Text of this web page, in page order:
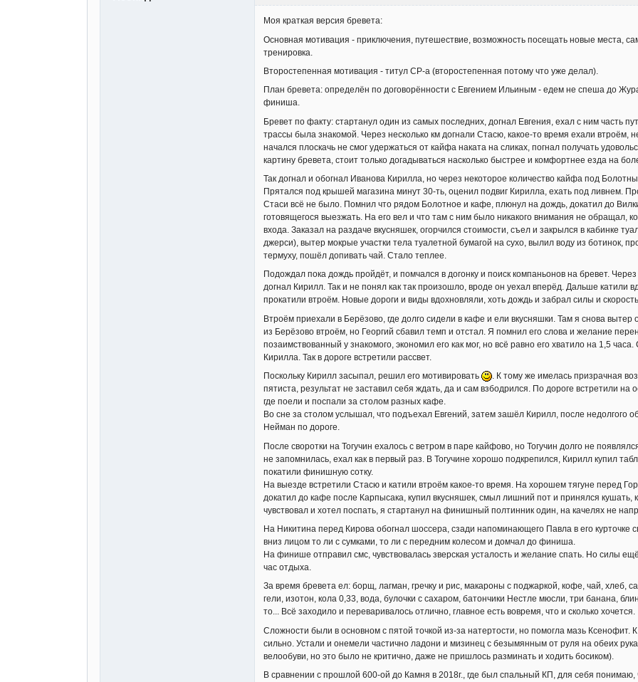
Моя краткая версия бревета:
Основная мотивация - приключения, путешествие, возможность посещать новые места,
тренировка.
Второстепенная мотивация - титул СР-а (второстепенная потому что уже делал).
План бревета: определён по договорённости с Евгением Ильиным - едем не спеша до
финиша.
Бревет по факту: стартанул один из самых последних, догнал Евгения, ехал с ним часть
трассы была знакомой. Через несколько км догнали Стасю, какое-то время ехали втроём,
начался плоскачь не смог удержаться от кайфа наката на сликах, погнал получать
картину бревета, стоит только догадываться насколько быстрее и комфортнее езда на
Так догнал и обогнал Иванова Кирилла, но через некоторое количество кайфа под
Прятался под крышей магазина минут 30-ть, оценил подвиг Кирилла, ехать под ливнем.
Стаси всё не было. Помнил что рядом Болотное и кафе, плюнул на дождь, докатил до
готовящегося выезжать. На его вел и что там с ним было никакого внимания не обращал,
входа. Заказал на раздаче вкусняшек, огорчился стоимости, съел и закрылся в кабинке
джерси), вытер мокрые участки тела туалетной бумагой на сухо, вылил воду из ботинок,
термуху, пошёл допивать чай. Стало теплее.
Подождал пока дождь пройдёт, и помчался в догонку и поиск компаньонов на бревет.
догнал Кирилл. Так и не понял как так произошло, вроде он уехал вперёд. Дальше катили
прокатили втроём. Новые дороги и виды вдохновляли, хоть дождь и забрал силы и
Втроём приехали в Берёзово, где долго сидели в кафе и ели вкусняшки. Там я снова
из Берёзово втроём, но Георгий сбавил темп и отстал. Я помнил его слова и желание
позаимствованный у знакомого, экономил его как мог, но всё равно его хватило на 1,5
Кирилла. Так в дороге встретили рассвет.
Поскольку Кирилл засыпал, решил его мотивировать
. К тому же имелась призрачная
пятиста, результат не заставил себя ждать, да и сам взбодрился. По дороге встретили
где поели и поспали за столом разных кафе.
Во сне за столом услышал, что подъехал Евгений, затем зашёл Кирилл, после недолгого
Нейман по дороге.
После своротки на Тогучин ехалось с ветром в паре кайфово, но Тогучин долго не
не запомнилась, ехал как в первый раз. В Тогучине хорошо подкрепился, Кирилл купил
покатили финишную сотку.
На выезде встретили Стасю и катили втроём какое-то время. На хорошем тягуне перед
докатил до кафе после Карпысака, купил вкусняшек, смыл лишний пот и принялся кушать,
чувствовал и хотел поспать, я стартанул на финишный полтинник один, на качелях не
На Никитина перед Кирова обогнал шоссера, сзади напоминающего Павла в его курточке
вниз лицом то ли с сумками, то ли с передним колесом и домчал до финиша.
На финише отправил смс, чувствовалась зверская усталость и желание спать. Но силы
час отдыха.
За время бревета ел: борщ, лагман, гречку и рис, макароны с поджаркой, кофе, чай, хлеб,
гели, изотон, кола 0,33, вода, булочки с сахаром, батончики Нестле мюсли, три банана,
то... Всё заходило и переваривалось отлично, главное есть вовремя, что и сколько хочется.
Сложности были в основном с пятой точкой из-за натертости, но помогла мазь Ксенофит.
сильно. Устали и онемели частично ладони и мизинец с безымянным от руля на обеих
велообуви, но это было не критично, даже не пришлось разминать и ходить босиком).
В сравнении с прошлой 600-ой до Камня в 2018г., где был спальный КП, для себя